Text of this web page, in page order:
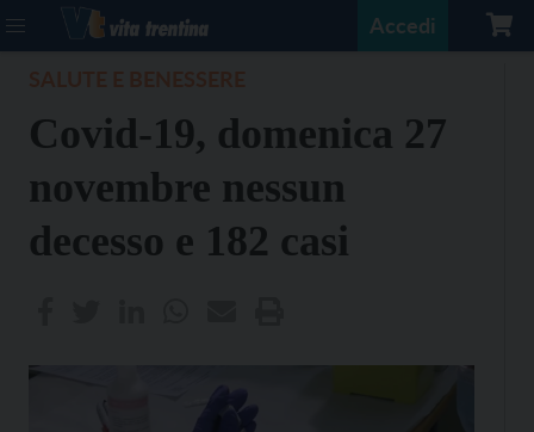
Accedi
Covid-19, domenica 27
novembre nessun
decesso e 182 casi